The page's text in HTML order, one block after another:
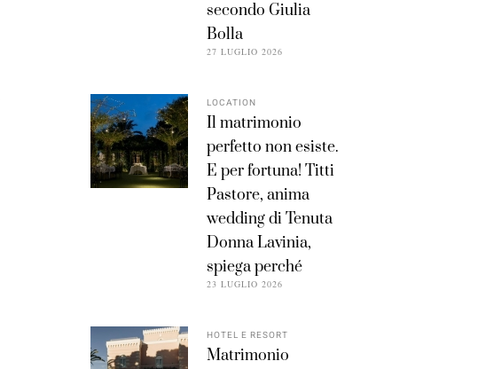
secondo Giulia
Bolla
27 LUGLIO 2026
LOCATION
Il matrimonio
perfetto non esiste.
E per fortuna! Titti
Pastore, anima
wedding di Tenuta
Donna Lavinia,
spiega perché
23 LUGLIO 2026
HOTEL E RESORT
Matrimonio